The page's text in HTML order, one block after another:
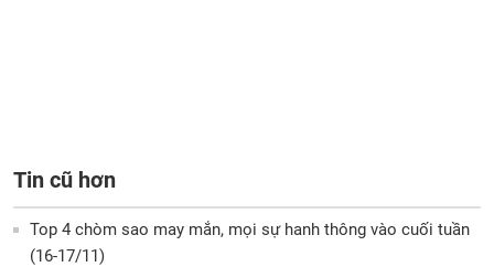
Tin cũ hơn
Top 4 chòm sao may mắn, mọi sự hanh thông vào cuối tuần
(16-17/11)